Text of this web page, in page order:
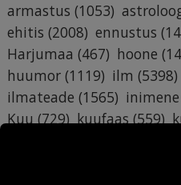
armastus (1053)
ehitis (2008) ennustus
Harjumaa (467) hoone
huumor (1119) ilm (5398)
ilmateade (1565) inimene
Kuu (729) kuufaas (559)